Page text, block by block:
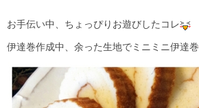
お手伝い中、ちょっぴりお遊びしたコレ
伊達巻作成中、余った生地でミニミニ伊達巻